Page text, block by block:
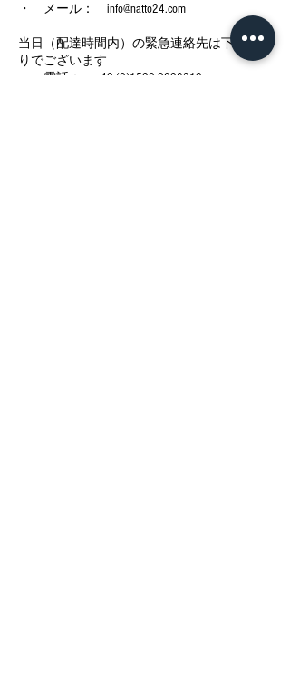
・ メール： info@natto24.com
当日（配達時間内）の緊急連絡先は下記の通
りでございます
・ 電話： +49 (0)1520 9028312